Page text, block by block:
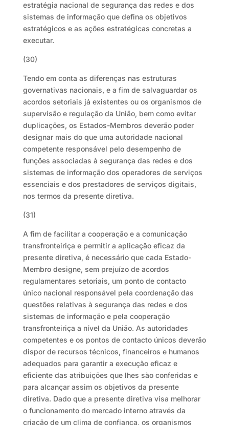
estratégia nacional de segurança das redes e dos
sistemas de informação que defina os objetivos
estratégicos e as ações estratégicas concretas a
executar.
(30)
Tendo em conta as diferenças nas estruturas
governativas nacionais, e a fim de salvaguardar os
acordos setoriais já existentes ou os organismos de
supervisão e regulação da União, bem como evitar
duplicações, os Estados-Membros deverão poder
designar mais do que uma autoridade nacional
competente responsável pelo desempenho de
funções associadas à segurança das redes e dos
sistemas de informação dos operadores de serviços
essenciais e dos prestadores de serviços digitais,
nos termos da presente diretiva.
(31)
A fim de facilitar a cooperação e a comunicação
transfronteiriça e permitir a aplicação eficaz da
presente diretiva, é necessário que cada Estado-
Membro designe, sem prejuízo de acordos
regulamentares setoriais, um ponto de contacto
único nacional responsável pela coordenação das
questões relativas à segurança das redes e dos
sistemas de informação e pela cooperação
transfronteiriça a nível da União. As autoridades
competentes e os pontos de contacto únicos deverão
dispor de recursos técnicos, financeiros e humanos
adequados para garantir a execução eficaz e
eficiente das atribuições que lhes são conferidas e
para alcançar assim os objetivos da presente
diretiva. Dado que a presente diretiva visa melhorar
o funcionamento do mercado interno através da
criação de um clima de confiança, os organismos